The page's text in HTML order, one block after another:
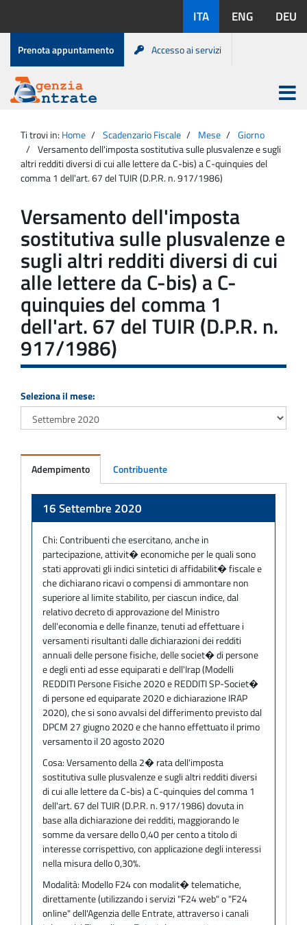
contenuto
disponibili:
ITA ENG DEU
Menu
di
servizio
Prenota appuntamento Accesso ai servizi
Agenzia
Entrate
Apri
menu
principale
Ti trovi in: Home Scadenzario Fiscale Mese
Giorno
Versamento dell'imposta sostitutiva sulle plusvalenze e sugli
altri redditi diversi di cui alle lettere da C-bis) a C-quinquies del
comma 1 dell'art. 67 del TUIR (D.P.R. n. 917/1986)
Versamento dell'imposta
sostitutiva sulle plusvalenze e
sugli altri redditi diversi di cui
alle lettere da C-bis) a C-
quinquies del comma 1
dell'art. 67 del TUIR (D.P.R. n.
917/1986)
Seleziona il mese:
Adempimento Contribuente
16 Settembre 2020
Chi:Contribuenti che esercitano, anche in
partecipazione, attivit� economiche per le quali sono
stati approvati gli indici sintetici di affidabilit� fiscale e
che dichiarano ricavi o compensi di ammontare non
superiore al limite stabilito, per ciascun indice, dal
relativo decreto di approvazione del Ministro
dell'economia e delle finanze, tenuti ad effettuare i
versamenti risultanti dalle dichiarazioni dei redditi
annuali delle persone fisiche, delle societ� di persone
e degli enti ad esse equiparati e dell'Irap (Modelli
REDDITI Persone Fisiche 2020 e REDDITI SP-Societ�
di persone ed equiparate 2020 e dichiarazione IRAP
2020), che si sono avvalsi del differimento previsto dal
DPCM 27 giugno 2020 e che hanno effettuato il primo
versamento il 20 agosto 2020
Cosa:Versamento della 2� rata dell'imposta
sostitutiva sulle plusvalenze e sugli altri redditi diversi
di cui alle lettere da C-bis) a C-quinquies del comma 1
dell'art. 67 del TUIR (D.P.R. n. 917/1986) dovuta in
base alla dichiarazione dei redditi, maggiorando le
somme da versare dello 0,40 per cento a titolo di
interesse corrispettivo, con applicazione degli interessi
nella misura dello 0,30%.
Modalità: Modello F24 con modalit� telematiche,
direttamente (utilizzando i servizi "F24 web" o "F24
online" dell'Agenzia delle Entrate, attraverso i canali